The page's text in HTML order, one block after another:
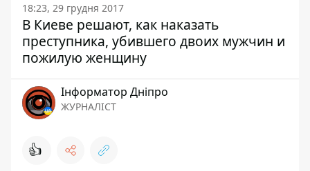
18:23, 29 грудня 2017
В Киеве решают, как наказать
преступника, убившего двоих мужчин и
пожилую женщину
Інформатор Дніпро
ЖУРНАЛІСТ
👍